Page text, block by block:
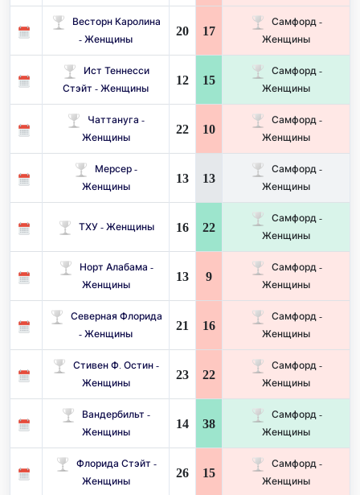
Весторн Каролина
- Женщины
20 17
Самфорд -
Женщины
Ист Теннесси
Стэйт - Женщины
12 15
Самфорд -
Женщины
Чаттануга -
Женщины
22 10
Самфорд -
Женщины
Мерсер -
Женщины
13 13
Самфорд -
Женщины
ТХУ - Женщины 16 22
Самфорд -
Женщины
Норт Алабама -
Женщины
13 9
Самфорд -
Женщины
Северная Флорида
- Женщины
21 16
Самфорд -
Женщины
Стивен Ф. Остин -
Женщины
23 22
Самфорд -
Женщины
Вандербильт -
Женщины
14 38
Самфорд -
Женщины
Флорида Стэйт -
Женщины
26 15
Самфорд -
Женщины